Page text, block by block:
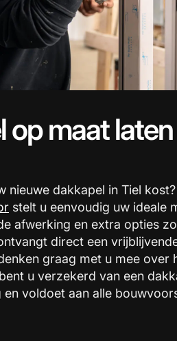
op maat laten
nieuwe dakkapel in Tiel
stelt u eenvoudig uw ideale
afwerking en extra opties
direct een
graag met u mee over
u verzekerd van een
voldoet aan alle